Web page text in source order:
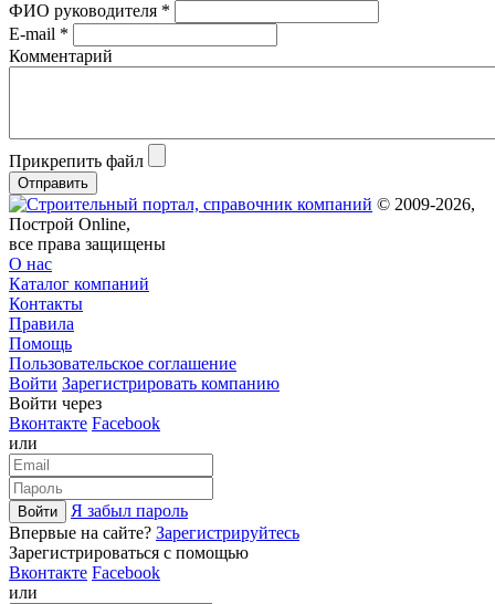
ФИО руководителя *
E-mail *
Комментарий
Прикрепить файл
Отправить
© 2009-2026,
Построй Online,
все права защищены
О нас
Каталог компаний
Контакты
Правила
Помощь
Пользовательское соглашение
Войти Зарегистрировать компанию
Войти через
Вконтакте Facebook
или
Войти
Я забыл пароль
Впервые на сайте? Зарегистрируйтесь
Зарегистрироваться с помощью
Вконтакте Facebook
или